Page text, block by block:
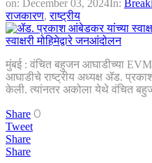
on: December 03, 2024In:
राजकारण,राष्ट्रीय
मुंबई : वंचित बहुजन आघाडीच्या EVM
आघाडीचे राष्ट्रीय अध्यक्ष ॲड.
केली. त्यांनतर अकोला येथे वंचित
Share 0
Tweet
Share
Share